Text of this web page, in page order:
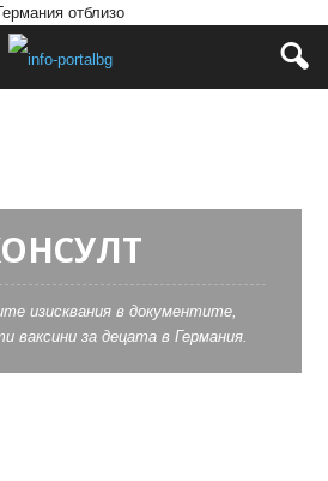
отблизо
изисквания в документите,
ваксини за децата в Германия.